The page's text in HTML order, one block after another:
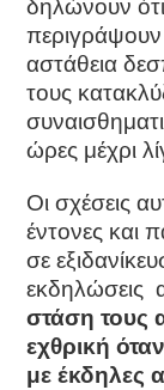
δηλώνουν
αστάθεια
τους
ώρες μέχρι
Οι σχέσεις
έντονες και
σε
εκδηλώσεις
στάση τους
εχθρική
με έκδηλες